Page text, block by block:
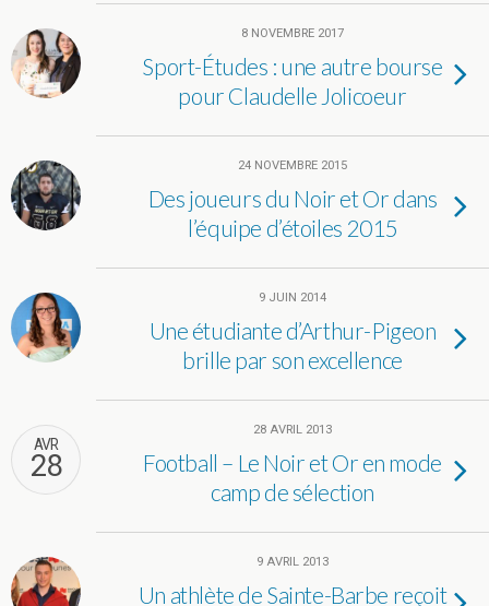
8 NOVEMBRE 2017
Sport-Études : une autre bourse
pour Claudelle Jolicoeur
24 NOVEMBRE 2015
Des joueurs du Noir et Or dans
l’équipe d’étoiles 2015
9 JUIN 2014
Une étudiante d’Arthur-Pigeon
brille par son excellence
AVR
28
28 AVRIL 2013
Football – Le Noir et Or en mode
camp de sélection
9 AVRIL 2013
Un athlète de Sainte-Barbe reçoit